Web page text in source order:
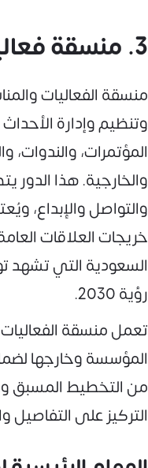
3. منسقة فعاليات ومناسبات
منسقة الفعاليات
وتنظيم وإدارة
المؤتمرات، والندوات،
والخارجية. هذا الدور
والتواصل والإبداع،
خريجات العلاقات
السعودية التي تشهد
رؤية 2030.
تعمل منسقة
المؤسسة وخارجها
من التخطيط المسبق
التركيز على التفاصيل